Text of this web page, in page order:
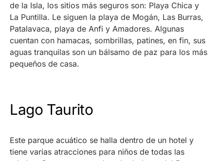
de la Isla, los sitios más seguros son: Playa Chica y
La Puntilla. Le siguen la playa de Mogán, Las Burras,
Patalavaca, playa de Anfi y Amadores. Algunas
cuentan con hamacas, sombrillas, patines, en fin, sus
aguas tranquilas son un bálsamo de paz para los más
pequeños de casa.
Lago Taurito
Este parque acuático se halla dentro de un hotel y
tiene varias atracciones para niños de todas las